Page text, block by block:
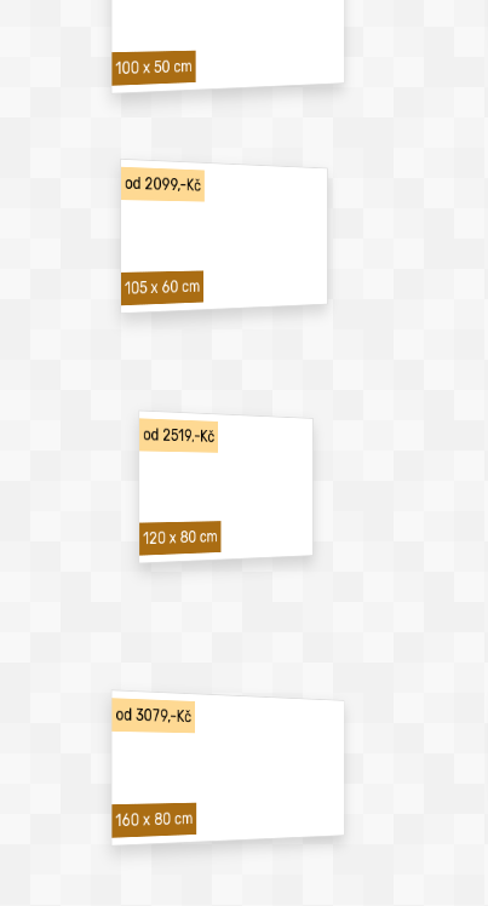
100 x 50 cm
od 2099,-Kč
105 x 60 cm
od 2519,-Kč
120 x 80 cm
od 3079,-Kč
160 x 80 cm